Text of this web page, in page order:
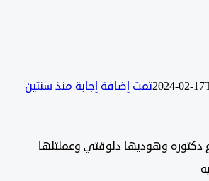
2024-تمت إضافة إجابة منذ سنتين
وهوديها دلوقتي وعملتلها